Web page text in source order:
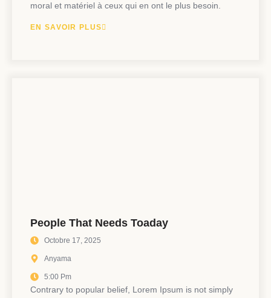
moral et matériel à ceux qui en ont le plus besoin.
EN SAVOIR PLUS
People That Needs Toaday
Octobre 17, 2025
Anyama
5:00 Pm
Contrary to popular belief, Lorem Ipsum is not simply